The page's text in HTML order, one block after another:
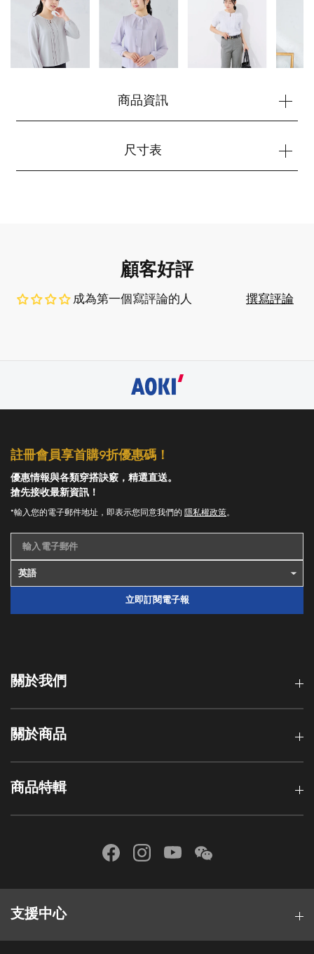
商品資訊
尺寸表
顧客好評
成為第一個寫評論的人 撰寫評論
關於我們
關於商品
商品特輯
註冊會員享首購9折優惠碼！
優惠情報與各類穿搭訣竅，精選直送。
搶先接收最新資訊！
*輸入您的電子郵件地址，即表示您同意我們的 隱私權政策。
輸入電子郵件
立即訂閱電子報
支援中心
開始購物